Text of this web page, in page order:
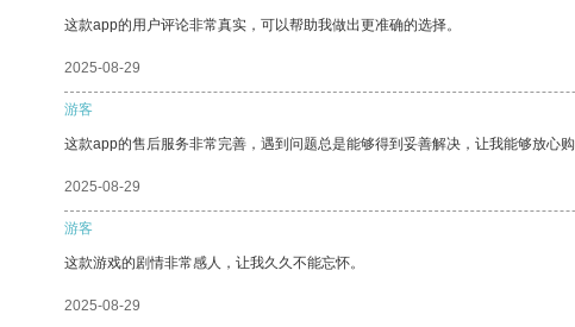
这款app的用户评论非常真实，可以帮助我做出更准确的选择。
2025-08-29
游客
这款app的售后服务非常完善，遇到问题总是能够得到妥善解决，让我能够放心购
2025-08-29
游客
这款游戏的剧情非常感人，让我久久不能忘怀。
2025-08-29